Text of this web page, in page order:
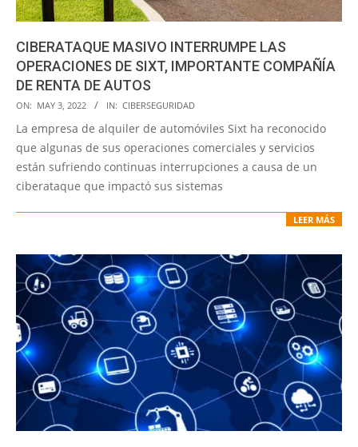
CIBERATAQUE MASIVO INTERRUMPE LAS
OPERACIONES DE SIXT, IMPORTANTE COMPAÑÍA
DE RENTA DE AUTOS
2022-
05-
03
ON: MAY 3, 2022 IN: CIBERSEGURIDAD
La empresa de alquiler de automóviles Sixt ha reconocido
que algunas de sus operaciones comerciales y servicios
están sufriendo continuas interrupciones a causa de un
ciberataque que impactó sus sistemas
LEER MÁS